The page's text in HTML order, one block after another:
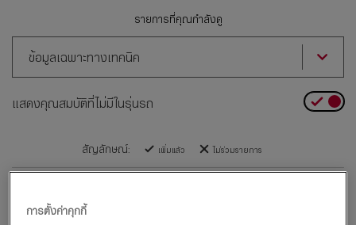
รายการที่คุณกำลังดู
ข้อมูลเฉพาะทางเทคนิค
แสดงคุณสมบัติที่ไม่มีในรุ่นรถ
สัญลักษณ์: เพิ่มแล้ว ไม่ร่วมรายการ
เครื่องยนต์ (สำหรับการสร้างกระแสไฟฟ้า) - ประเภทเชื้อเพลิง
การตั้งค่าคุกกี้